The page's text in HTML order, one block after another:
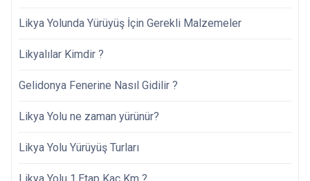
Likya Yolunda Yürüyüş İçin Gerekli Malzemeler
Likyalılar Kimdir ?
Gelidonya Fenerine Nasıl Gidilir ?
Likya Yolu ne zaman yürünür?
Likya Yolu Yürüyüş Turları